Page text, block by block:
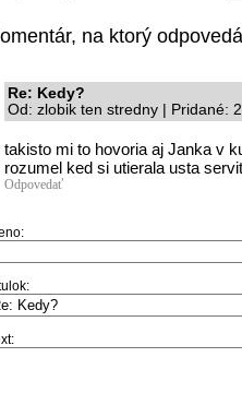
na ktorý
Re: Kedy?
Od: zlobik ten stredny | Pridané:
takisto mi to hovoria aj Janka v
rozumel ked si utierala usta
Odpovedať